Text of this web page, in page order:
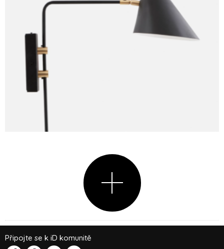
Připojte se k iD komunitě